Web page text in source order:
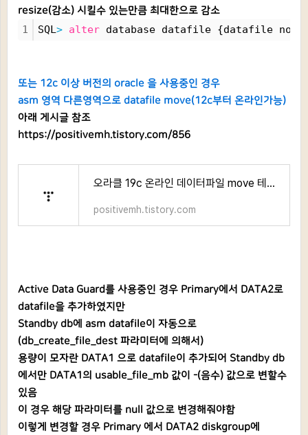
resize(감소) 시킬수 있는만큼 최대한으로 감소
1 SQL> alter database datafile {datafile no}
또는 12c 이상 버전의 oracle 을 사용중인 경우
asm 영역 다른영역으로 datafile move(12c부터 온라인가능)
아래 게시글 참조
https://positivemh.tistory.com/856
오라클 19c 온라인 데이터파일 move 테스트
positivemh.tistory.com
Active Data Guard를 사용중인 경우 Primary에서 DATA2로
datafile을 추가하였지만
Standby db에 asm datafile이 자동으로
(db_create_file_dest 파라미터에 의해서)
용량이 모자란 DATA1 으로 datafile이 추가되어 Standby db
에서만 DATA1의 usable_file_mb 값이 -(음수) 값으로 변할수
있음
이 경우 해당 파라미터를 null 값으로 변경해줘야함
이렇게 변경할 경우 Primary 에서 DATA2 diskgroup에